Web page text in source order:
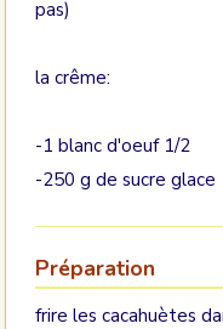
pas)
la crême:
-1 blanc d'oeuf 1/2
-250 g de sucre glace
Préparation
frire les cacahuètes